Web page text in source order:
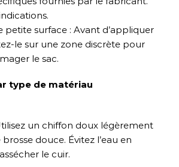
petite surface : Avant d’appliquer
le sur une zone discrète pour
le sac.
type de matériau
un chiffon doux légèrement
douce. Évitez l’eau en
le cuir.